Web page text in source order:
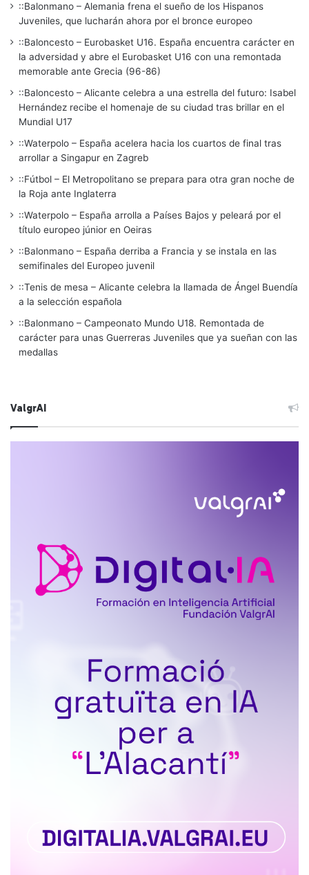
::Balonmano – Alemania frena el sueño de los Hispanos
Juveniles, que lucharán ahora por el bronce europeo
::Baloncesto – Eurobasket U16. España encuentra carácter en
la adversidad y abre el Eurobasket U16 con una remontada
memorable ante Grecia (96-86)
::Baloncesto – Alicante celebra a una estrella del futuro: Isabel
Hernández recibe el homenaje de su ciudad tras brillar en el
Mundial U17
::Waterpolo – España acelera hacia los cuartos de final tras
arrollar a Singapur en Zagreb
::Fútbol – El Metropolitano se prepara para otra gran noche de
la Roja ante Inglaterra
::Waterpolo – España arrolla a Países Bajos y peleará por el
título europeo júnior en Oeiras
::Balonmano – España derriba a Francia y se instala en las
semifinales del Europeo juvenil
::Tenis de mesa – Alicante celebra la llamada de Ángel Buendía
a la selección española
::Balonmano – Campeonato Mundo U18. Remontada de
carácter para unas Guerreras Juveniles que ya sueñan con las
medallas
ValgrAI